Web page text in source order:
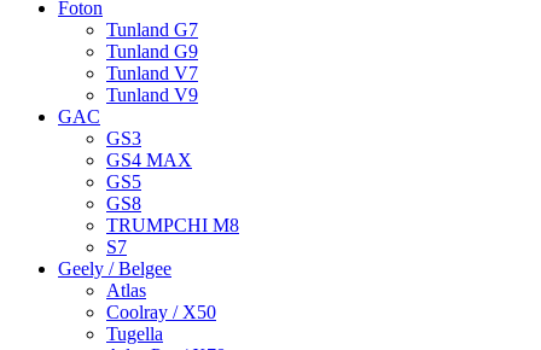
Foton
Tunland G7
Tunland G9
Tunland V7
Tunland V9
GAC
GS3
GS4 MAX
GS5
GS8
TRUMPCHI M8
S7
Geely / Belgee
Atlas
Coolray / X50
Tugella